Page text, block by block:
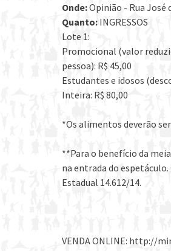
Onde:Opinião - Rua José
Quanto: INGRESSOS
Lote 1:
Promocional (valor
pessoa): R$ 45,00
Estudantes e idosos
Inteira: R$ 80,00
*Os alimentos deverão
**Para o benefício da
na entrada do
Estadual 14.612/14.
VENDA ONLINE: http://